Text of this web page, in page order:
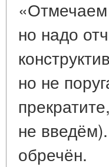
но надо
но не
не
обречён.